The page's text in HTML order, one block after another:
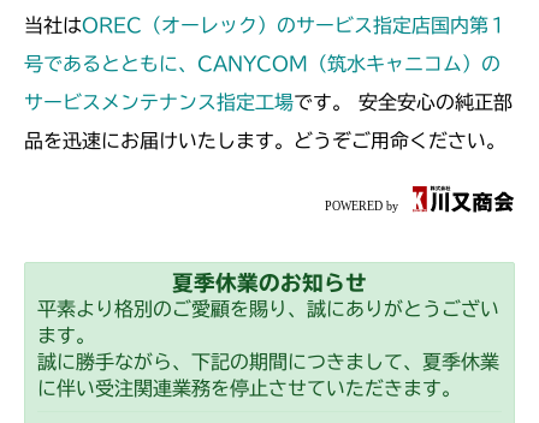
ミッション FIG2 第2軸
CMX2202RC
ミッション FIG2 第2軸
CMX2402HC
ミッション FIG2 第2軸
CMX2404HC/V/S
当社はOREC（オーレック）のサービス指定店国内第１
号であるとともに、CANYCOM（筑水キャニコム）の
サービスメンテナンス指定工場です。 安全安心の純正部
品を迅速にお届けいたします。どうぞご用命ください。
夏季休業のお知らせ
平素より格別のご愛顧を賜り、誠にありがとうござい
ます。
誠に勝手ながら、下記の期間につきまして、夏季休業
に伴い受注関連業務を停止させていただきます。